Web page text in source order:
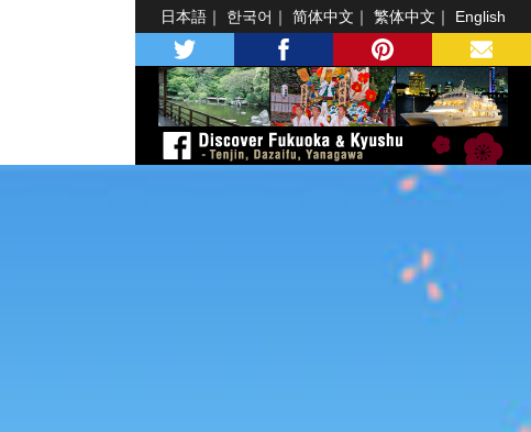
日本語 한국어 简体中文 繁体中文 English
twitter facebook pinterest MAIL